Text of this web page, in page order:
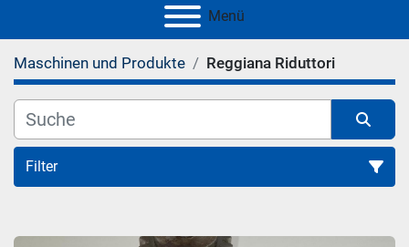
Menü
Maschinen und Produkte Reggiana Riduttori
Filter